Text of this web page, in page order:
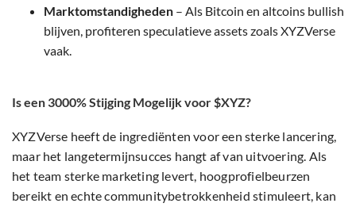
Marktomstandigheden – Als Bitcoin en altcoins bullish
blijven, profiteren speculatieve assets zoals XYZVerse
vaak.
Is een 3000% Stijging Mogelijk voor $XYZ?
XYZVerse heeft de ingrediënten voor een sterke lancering,
maar het langetermijnsucces hangt af van uitvoering. Als
het team sterke marketing levert, hoogprofielbeurzen
bereikt en echte communitybetrokkenheid stimuleert, kan